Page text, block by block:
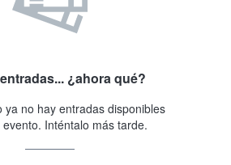
¿ahora qué?
ya no hay entradas disponibles
Inténtalo más tarde.